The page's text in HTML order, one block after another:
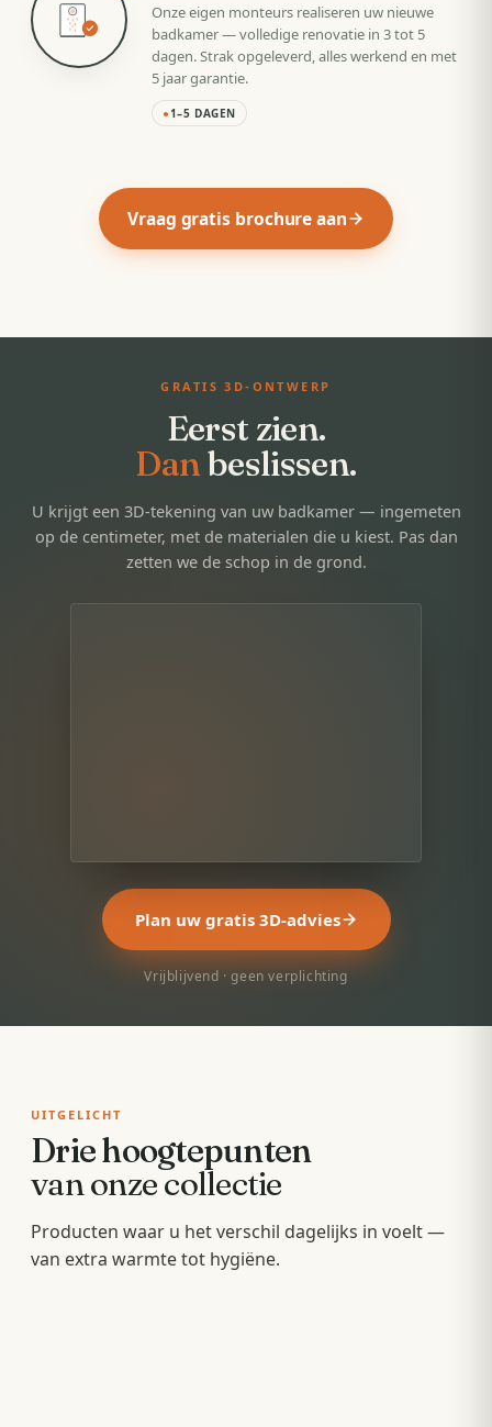
Onze eigen monteurs realiseren uw nieuwe
badkamer — volledige renovatie in 3 tot 5
dagen. Strak opgeleverd, alles werkend en met
5 jaar garantie.
●1–5 DAGEN
Vraag gratis brochure aan
GRATIS 3D-ONTWERP
Eerst zien.
Danbeslissen.
U krijgt een 3D-tekening van uw badkamer — ingemeten
op de centimeter, met de materialen die u kiest. Pas dan
zetten we de schop in de grond.
Plan uw gratis 3D-advies
Vrijblijvend · geen verplichting
UITGELICHT
Drie hoogtepunten
van onze collectie
Producten waar u het verschil dagelijks in voelt —
van extra warmte tot hygiëne.
Badkamermeubels
Hang- en staande meubels met soft-close — op
Sunshowers
Spoeltoiletten